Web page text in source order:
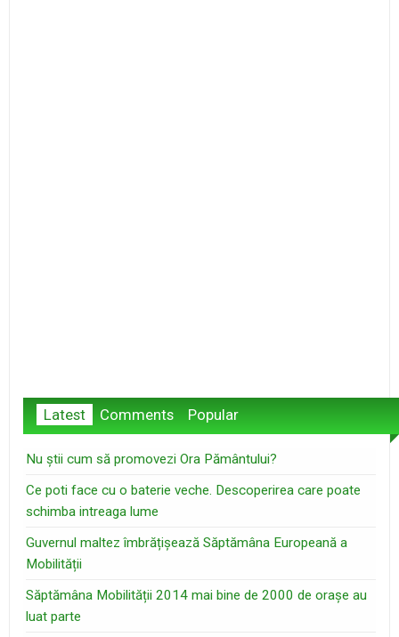
Latest Comments Popular
Nu știi cum să promovezi Ora Pământului?
Ce poti face cu o baterie veche. Descoperirea care poate
schimba intreaga lume
Guvernul maltez îmbrățișează Săptămâna Europeană a
Mobilității
Săptămâna Mobilității 2014 mai bine de 2000 de orașe au
luat parte